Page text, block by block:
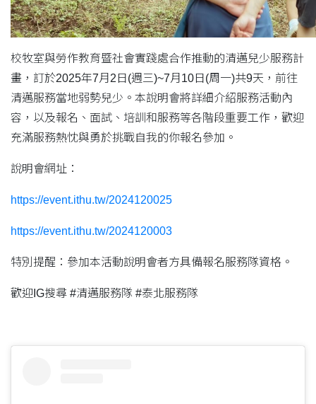
校牧室與勞作教育暨社會實踐處合作推動的清邁兒少服務計
畫，訂於2025年7月2日(週三)~7月10日(周一)共9天，前往
清邁服務當地弱勢兒少。本說明會將詳細介紹服務活動內
容，以及報名、面試、培訓和服務等各階段重要工作，歡迎
充滿服務熱忱與勇於挑戰自我的你報名參加。
說明會網址：
https://event.ithu.tw/2024120025
https://event.ithu.tw/2024120003
特別提醒：參加本活動說明會者方具備報名服務隊資格。
歡迎IG搜尋 #清邁服務隊 #泰北服務隊